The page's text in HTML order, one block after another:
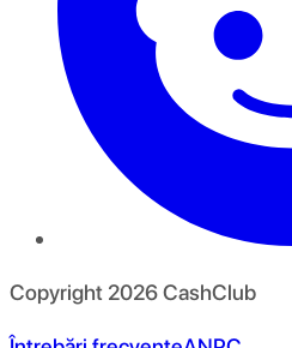
Copyright 2026CashClub